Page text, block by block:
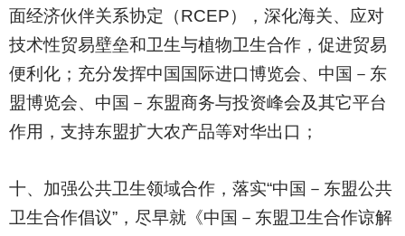
面经济伙伴关系协定（RCEP），深化海关、应对
技术性贸易壁垒和卫生与植物卫生合作，促进贸易
便利化；充分发挥中国国际进口博览会、中国－东
盟博览会、中国－东盟商务与投资峰会及其它平台
作用，支持东盟扩大农产品等对华出口；
十、加强公共卫生领域合作，落实“中国－东盟公共
卫生合作倡议”，尽早就《中国－东盟卫生合作谅解